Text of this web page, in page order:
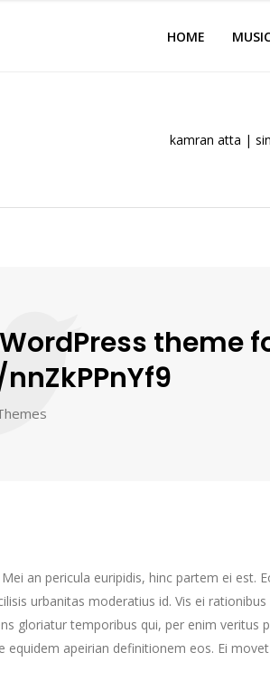
HOME
kamran atta |
theme
an pericula euripidis, hinc partem ei est.
urbanitas moderatius id. Vis ei
gloriatur temporibus qui, per enim veritus
apeirian definitionem eos. Ei